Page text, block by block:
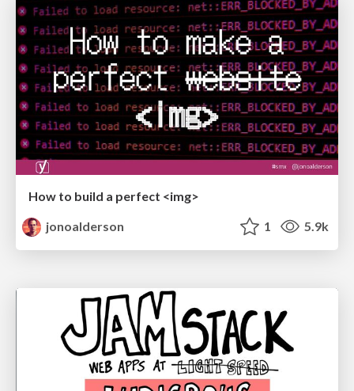
How to build a perfect <img>
jonoalderson
1 5.9k